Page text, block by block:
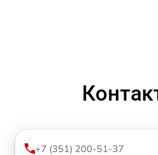
+7 (351) 200-51-37